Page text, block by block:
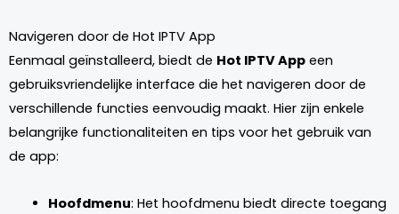
Navigeren door de Hot IPTV App
Eenmaal geïnstalleerd, biedt de Hot IPTV App een
gebruiksvriendelijke interface die het navigeren door de
verschillende functies eenvoudig maakt. Hier zijn enkele
belangrijke functionaliteiten en tips voor het gebruik van
de app:
Hoofdmenu: Het hoofdmenu biedt directe toegang